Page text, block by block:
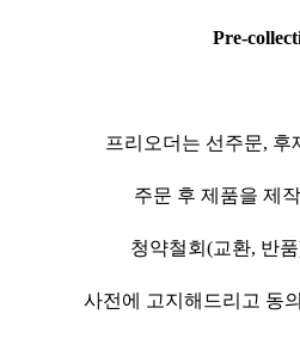
Pre-
프리오더는 선주문, 후
주문 후 제품을 제
청약철회(교환, 반
사전에 고지해드리고 동